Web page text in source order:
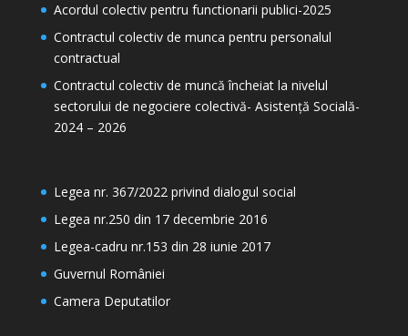
Acordul colectiv pentru functionarii publici-2025
Contractul colectiv de munca pentru personalul
contractual
Contractul colectiv de muncă încheiat la nivelul
sectorului de negociere colectivă- Asistență Socială-
2024 – 2026
Legea nr. 367/2022 privind dialogul social
Legea nr.250 din 17 decembrie 2016
Legea-cadru nr.153 din 28 iunie 2017
Guvernul României
Camera Deputatilor